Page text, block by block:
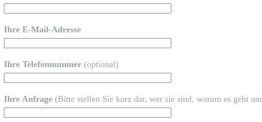
Ihre E-Mail-Adresse
Ihre Telefonnummer (optional)
Ihre Anfrage (Bitte stellen Sie kurz dar, wer sie sind, worum es geht